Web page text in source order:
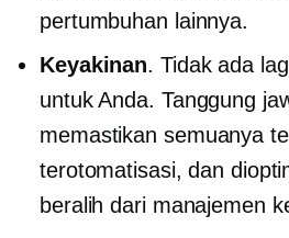
pertumbuhan lainnya.
Keyakinan. Tidak ada
untuk Anda. Tanggung
memastikan semuanya
terotomatisasi, dan
beralih dari manajemen